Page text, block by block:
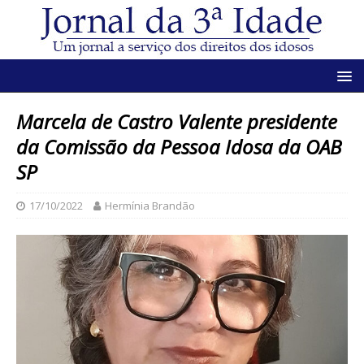
Marcela de Castro Valente presidente
da Comissão da Pessoa Idosa da OAB
SP
17/10/2022 Hermínia Brandão